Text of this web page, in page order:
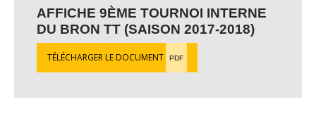
AFFICHE 9ÈME TOURNOI INTERNE
DU BRON TT (SAISON 2017-2018)
TÉLÉCHARGER LE DOCUMENT PDF